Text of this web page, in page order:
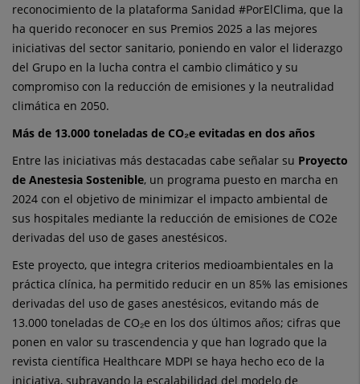
reconocimiento de la plataforma Sanidad #PorElClima, que la
ha querido reconocer en sus Premios 2025 a las mejores
iniciativas del sector sanitario, poniendo en valor el liderazgo
del Grupo en la lucha contra el cambio climático y su
compromiso con la reducción de emisiones y la neutralidad
climática en 2050.
Más de 13.000 toneladas de CO₂e evitadas en dos años
Entre las iniciativas más destacadas cabe señalar su Proyecto
de Anestesia Sostenible, un programa puesto en marcha en
2024 con el objetivo de minimizar el impacto ambiental de
sus hospitales mediante la reducción de emisiones de CO2e
derivadas del uso de gases anestésicos.
Este proyecto, que integra criterios medioambientales en la
práctica clínica, ha permitido reducir en un 85% las emisiones
derivadas del uso de gases anestésicos, evitando más de
13.000 toneladas de CO₂e en los dos últimos años; cifras que
ponen en valor su trascendencia y que han logrado que la
revista científica Healthcare MDPI se haya hecho eco de la
iniciativa, subrayando la escalabilidad del modelo de